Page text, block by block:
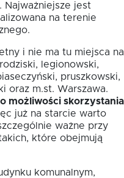
Najważniejsze jest
na terenie
i nie ma tu miejsca na
legionowski,
pruszkowski,
oraz m.st. Warszawa.
możliwości skorzystania
już na starcie warto
ważne przy
które obejmują
komunalnym,